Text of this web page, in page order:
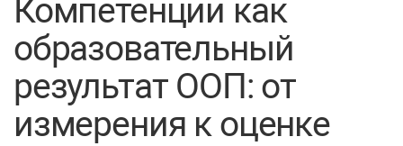
Компетенции как
образовательный
результат ООП: от
измерения к оценке